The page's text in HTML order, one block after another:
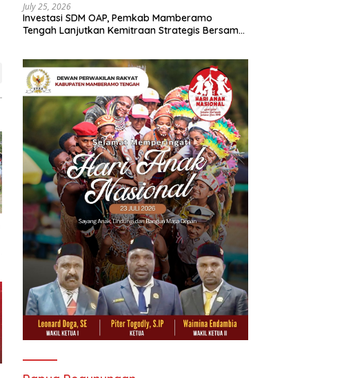
July 25, 2026
Investasi SDM OAP, Pemkab Mamberamo
Tengah Lanjutkan Kemitraan Strategis Bersama